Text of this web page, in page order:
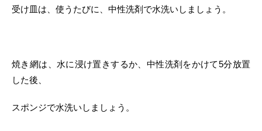
受け皿は、使うたびに、中性洗剤で水洗いしましょう。
焼き網は、水に浸け置きするか、中性洗剤をかけて5分放置
した後、
スポンジで水洗いしましょう。